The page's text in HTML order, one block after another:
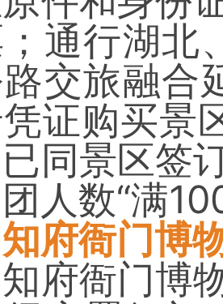
通行湖北
交旅融合
证购买景
同景区签
人数“满
府衙门博
府衙门博